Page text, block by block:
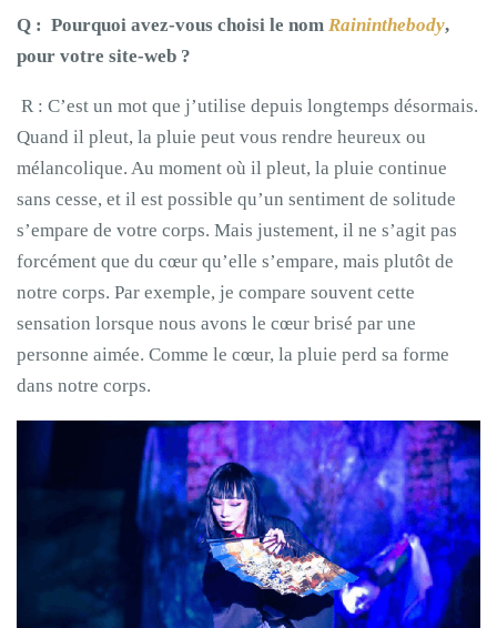
Q : Pourquoi avez-vous choisi le nom Raininthebody,
pour votre site-web ?
R : C’est un mot que j’utilise depuis longtemps désormais.
Quand il pleut, la pluie peut vous rendre heureux ou
mélancolique. Au moment où il pleut, la pluie continue
sans cesse, et il est possible qu’un sentiment de solitude
s’empare de votre corps. Mais justement, il ne s’agit pas
forcément que du cœur qu’elle s’empare, mais plutôt de
notre corps. Par exemple, je compare souvent cette
sensation lorsque nous avons le cœur brisé par une
personne aimée. Comme le cœur, la pluie perd sa forme
dans notre corps.